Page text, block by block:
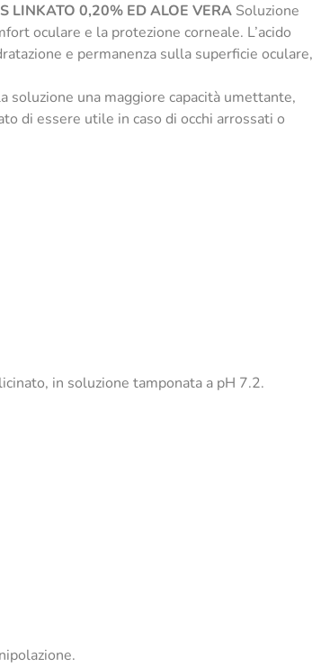
LINKATO 0,20% ED ALOE VERA Soluzione
oculare e la protezione corneale. L’acido
e permanenza sulla superficie
soluzione una maggiore capacità umettante,
di essere utile in caso di occhi arrossati o
in soluzione tamponata a pH 7.2.